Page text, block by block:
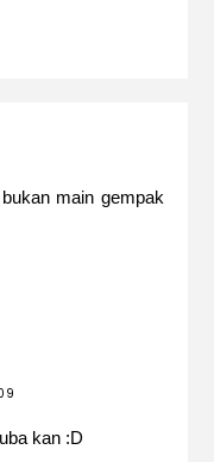
main gempak
kan :D